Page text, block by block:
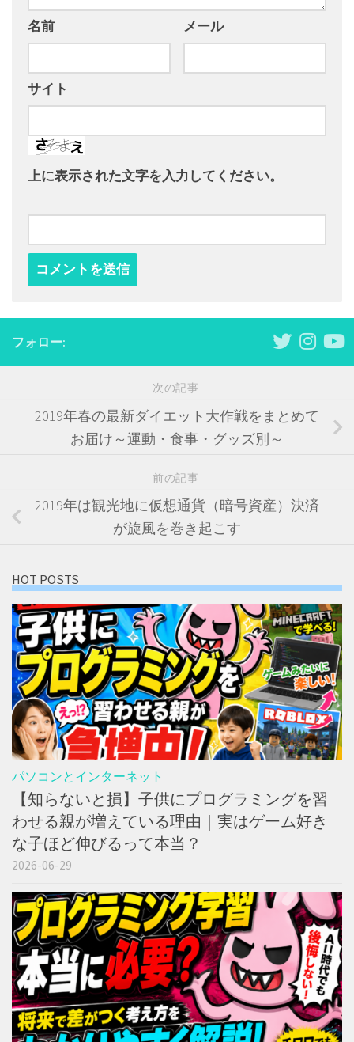
名前 メール
サイト
上に表示された文字を入力してください。
フォロー:
次の記事
2019年春の最新ダイエット大作戦をまとめて
お届け～運動・食事・グッズ別～
前の記事
2019年は観光地に仮想通貨（暗号資産）決済
が旋風を巻き起こす
HOT POSTS
パソコンとインターネット
【知らないと損】子供にプログラミングを習
わせる親が増えている理由｜実はゲーム好き
な子ほど伸びるって本当？
2026-06-29